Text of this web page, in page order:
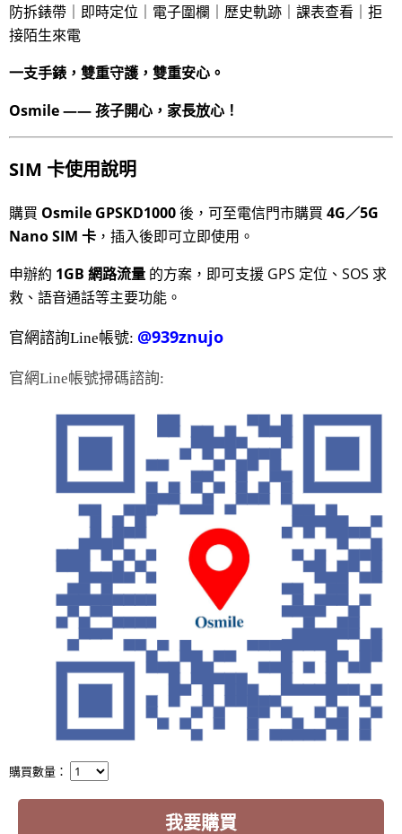
防拆錶帶｜即時定位｜電子圍欄｜歷史軌跡｜課表查看｜拒
接陌生來電
一支手錶，雙重守護，雙重安心。
Osmile —— 孩子開心，家長放心！
SIM 卡使用說明
購買 Osmile GPSKD1000後，可至電信門市購買 4G／5G
Nano SIM 卡 ，插入後即可立即使用。
申辦約 1GB 網路流量 的方案，即可支援 GPS 定位、SOS 求
救、語音通話等主要功能。
官網諮詢Line帳號: @939znujo
官網Line帳號掃碼諮詢:
購買數量：
我要購買